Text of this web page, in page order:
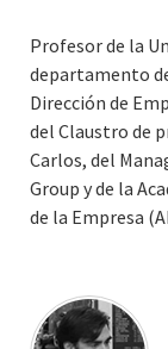
Profesor de la
departamento
Dirección de
del Claustro de
Carlos, del
Group y de la
de la Empresa
Su